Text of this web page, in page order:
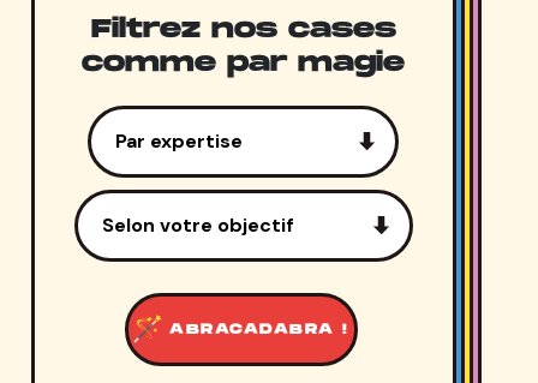
Filtrez nos cases
comme par magie
ABRACADABRA !